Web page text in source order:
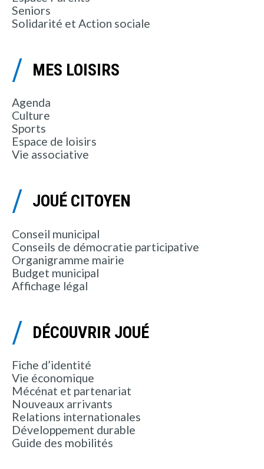
Seniors
Solidarité et Action sociale
MES LOISIRS
Agenda
Culture
Sports
Espace de loisirs
Vie associative
JOUÉ CITOYEN
Conseil municipal
Conseils de démocratie participative
Organigramme mairie
Budget municipal
Affichage légal
DÉCOUVRIR JOUÉ
Fiche d’identité
Vie économique
Mécénat et partenariat
Nouveaux arrivants
Relations internationales
Développement durable
Guide des mobilités